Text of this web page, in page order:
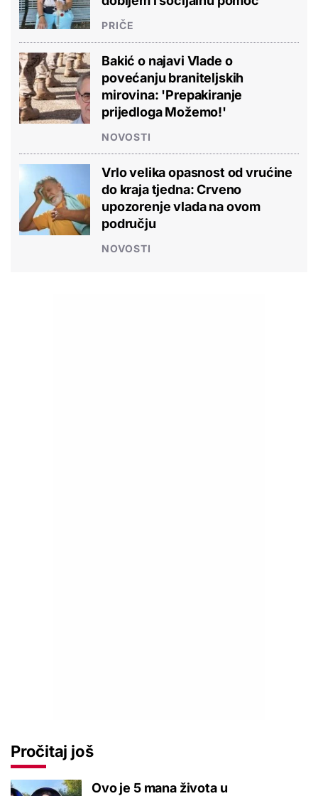
PRIČE
Bakić o najavi Vlade o
povećanju braniteljskih
mirovina: 'Prepakiranje
prijedloga Možemo!'
NOVOSTI
Vrlo velika opasnost od vrućine
do kraja tjedna: Crveno
upozorenje vlada na ovom
području
NOVOSTI
Pročitaj još
Ovo je 5 mana života u